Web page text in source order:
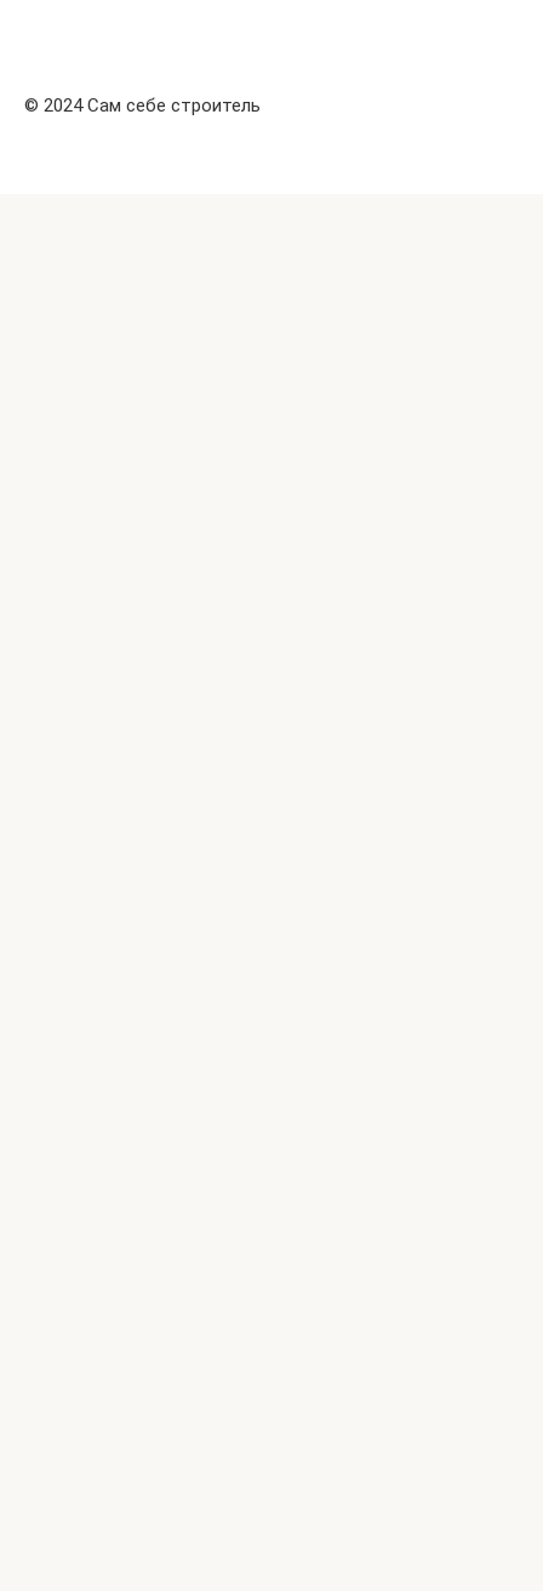
© 2024 Сам себе строитель